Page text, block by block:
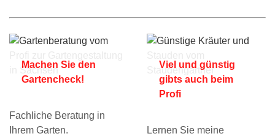
Machen Sie den
Gartencheck!
Fachliche Beratung in
Ihrem Garten.
Viel und günstig
gibts auch beim
Profi
Lernen Sie meine